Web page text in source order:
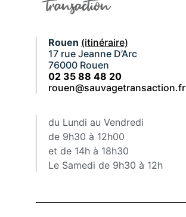
Rouen (itinéraire)
17 rue Jeanne D’Arc
76000 Rouen
02 35 88 48 20
rouen@sauvagetransaction.fr
du Lundi au Vendredi
de 9h30 à 12h00
et de 14h à 18h30
Le Samedi de 9h30 à 12h